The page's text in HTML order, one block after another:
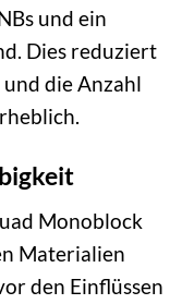
und ein
Dies reduziert
die Anzahl
Monoblock
Materialien
den Einflüssen